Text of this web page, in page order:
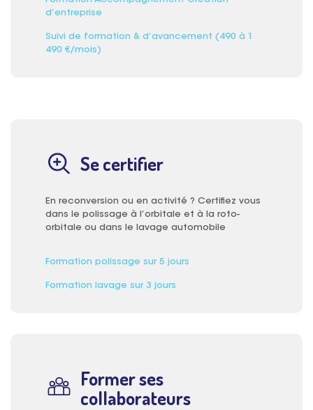
d’entreprise
Suivi de formation & d’avancement (490 à 1
490 €/mois)
Se certifier
En reconversion ou en activité ? Certifiez vous
dans le polissage à l’orbitale et à la roto-
orbitale ou dans le lavage automobile
Formation polissage sur 5 jours
Formation lavage sur 3 jours
Former ses
collaborateurs